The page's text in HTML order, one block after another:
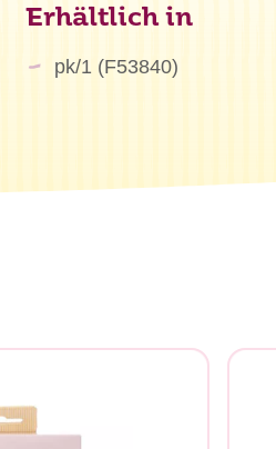
Erhältlich in
pk/1 (F53840)